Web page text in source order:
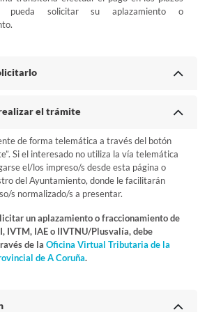
pueda solicitar su aplazamiento o
el trámite
de forma telemática a través del botón
Si el interesado no utiliza la vía telemática
el/los impreso/s desde esta página o
del Ayuntamiento, donde le facilitarán
s normalizado/s a presentar.
un aplazamiento o fraccionamiento de
IVTM, IAE o IIVTNU/Plusvalía, debe
de la Oficina Virtual Tributaria de la
de A Coruña.